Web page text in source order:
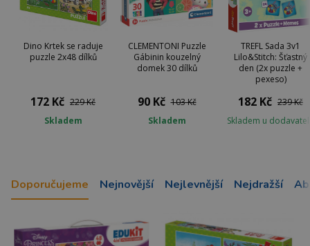
Dino Krtek se raduje
puzzle 2x48 dílků
172 Kč 229 Kč
Skladem
CLEMENTONI Puzzle
Gábinin kouzelný
domek 30 dílků
90 Kč 103 Kč
Skladem
TREFL Sada 3v1
Lilo&Stitch: Šťastný
den (2x puzzle +
pexeso)
182 Kč 239 Kč
Skladem u
Doporučujeme Nejnovější Nejlevnější Nejdražší